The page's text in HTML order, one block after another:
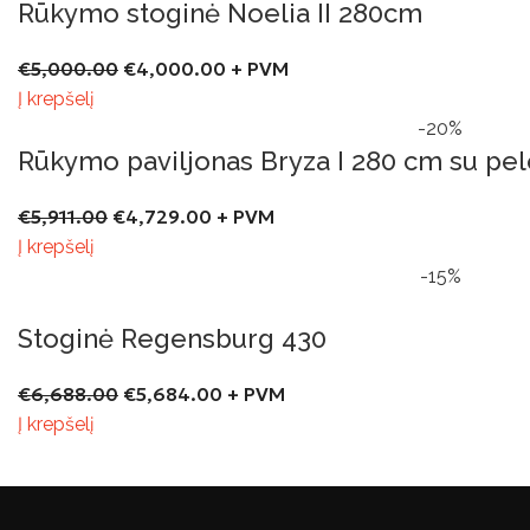
Rūkymo stoginė Noelia II 280cm
€5,000.00 €4,000.00 + PVM
Į krepšelį
-20%
Rūkymo paviljonas Bryza I 280 cm su
€5,911.00 €4,729.00 + PVM
Į krepšelį
-15%
Stoginė Regensburg 430
€6,688.00 €5,684.00 + PVM
Į krepšelį